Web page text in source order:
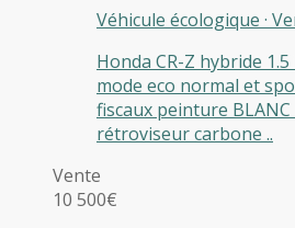
Véhicule écologique ·
Honda CR-Z hybride 1.5
mode eco normal et
fiscaux peinture BLANC
rétroviseur carbone ..
Vente
10 500€